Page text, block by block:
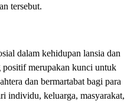
tersebut.
dalam kehidupan lansia dan
positif merupakan kunci untuk
dan bermartabat bagi para
individu, keluarga, masyarakat,